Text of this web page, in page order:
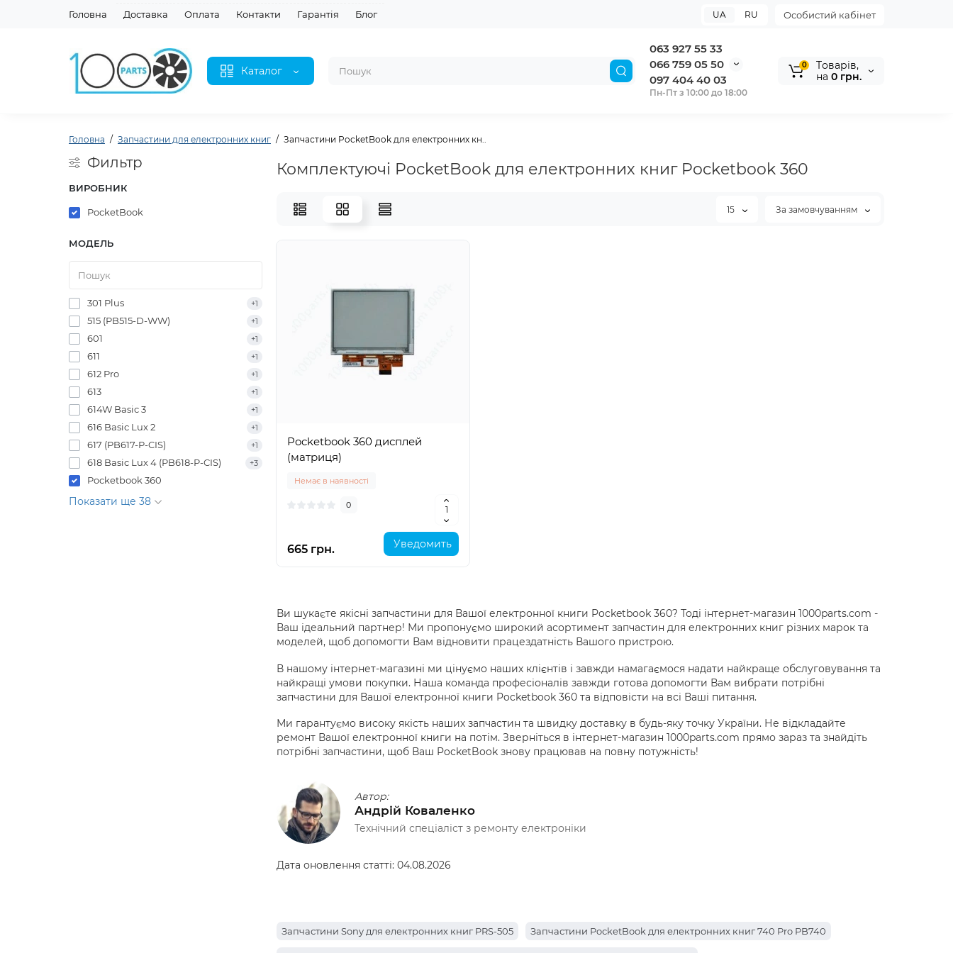
Головна Доставка Оплата Контакти Гарантія Блог Особистий кабінет
UA RU
Каталог
063 927 55 33
066 759 05 50
097 404 40 03
Пн-Пт з 10:00 до 18:00
0
Tоварів,
на 0 грн.
Головна Запчастини для електронних книг Запчастини PocketBook для електронних кн..
Фильтр
ВИРОБНИК
PocketBook
МОДЕЛЬ
301 Plus +1
515 (PB515-D-WW) +1
601 +1
611 +1
612 Pro +1
613 +1
614W Basic 3 +1
616 Basic Lux 2 +1
617 (PB617-P-CIS) +1
618 Basic Lux 4 (PB618-P-CIS) +3
Pocketbook 360
Показати ще 38
Комплектуючі PocketBook для електронних книг Pocketbook 360
15 За замовчуванням
Pocketbook 360 дисплей
(матриця)
Немає в наявності
0
665 грн. Уведомить
Ви шукаєте якісні запчастини для Вашої електронної книги Pocketbook 360? Тоді інтернет-магазин 1000parts.com -
Ваш ідеальний партнер! Ми пропонуємо широкий асортимент запчастин для електронних книг різних марок та
моделей, щоб допомогти Вам відновити працездатність Вашого пристрою.
В нашому інтернет-магазині ми цінуємо наших клієнтів і завжди намагаємося надати найкраще обслуговування та
найкращі умови покупки. Наша команда професіоналів завжди готова допомогти Вам вибрати потрібні
запчастини для Вашої електронної книги Pocketbook 360 та відповісти на всі Ваші питання.
Ми гарантуємо високу якість наших запчастин та швидку доставку в будь-яку точку України. Не відкладайте
ремонт Вашої електронної книги на потім. Зверніться в інтернет-магазин 1000parts.com прямо зараз та знайдіть
потрібні запчастини, щоб Ваш PocketBook знову працював на повну потужність!
Автор:
Андрій Коваленко
Технічний спеціаліст з ремонту електроніки
Дата оновлення статті: 04.08.2026
Запчастини Sony для електронних книг PRS-505 Запчастини PocketBook для електронних книг 740 Pro PB740